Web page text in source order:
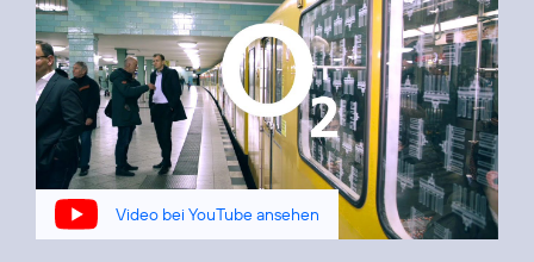
Video bei YouTube ansehen